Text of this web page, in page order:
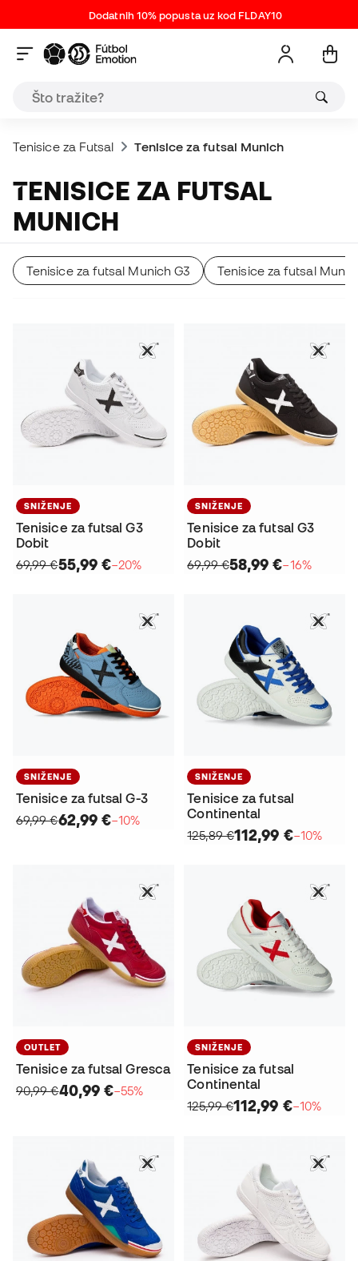
Dodatnih 10% popusta uz kod FLDAY10
Tenisice za Futsal Tenisice za futsal Munich
TENISICE ZA FUTSAL
MUNICH
Tenisice za futsal Munich G3 Tenisice za futsal
SNIŽENJE
Tenisice za futsal G3
Dobit
69,99 €55,99 €−20%
SNIŽENJE
Tenisice za futsal G3
Dobit
69,99 €58,99 €−16%
SNIŽENJE
Tenisice za futsal G-3
69,99 €62,99 €−10%
SNIŽENJE
Tenisice za futsal
Continental
125,89 €112,99 €−10%
OUTLET
Tenisice za futsal Gresca
90,99 €40,99 €−55%
SNIŽENJE
Tenisice za futsal
Continental
125,99 €112,99 €−10%